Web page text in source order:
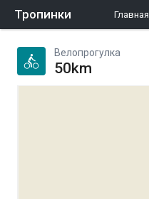
Тропинки Главная
Велопрогулка
50km